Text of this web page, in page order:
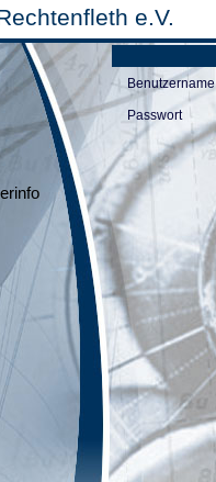
e.V.
Benutzername
Passwort